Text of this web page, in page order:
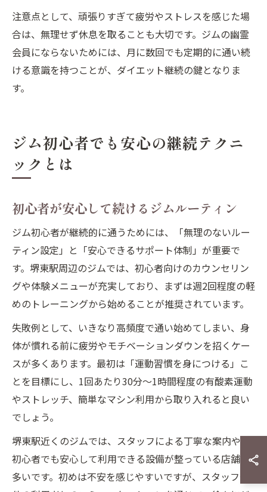
注意点として、頑張りすぎて疲労やストレスを感じた場
合は、無理せず休息を取ることも大切です。ジムの幽霊
会員にならないためには、月に数回でも定期的に通い続
ける意識を持つことが、ダイエット継続の鍵となりま
す。
ジム初心者でも安心の継続テクニ
ックとは
初心者が安心して続けるジムルーティン
ジム初心者が継続的に通うためには、「無理のないルー
ティン設定」と「安心できるサポート体制」が重要で
す。堺東駅周辺のジムでは、初心者向けのカウンセリン
グや体験メニューが充実しており、まずは週2回程度の軽
めのトレーニングから始めることが推奨されています。
失敗例として、いきなり高頻度で通い始めてしまい、身
体が慣れる前に疲労やモチベーションダウンを招くケー
スが多くあります。最初は「運動習慣を身につける」こ
とを目標にし、1回あたり30分〜1時間程度の有酸素運動
やストレッチ、簡単なマシン利用から取り入れると良い
でしょう。
堺東駅近くのジムでは、スタッフによる丁寧な案内や、
初心者でも安心して利用できる設備が整っている店舗が
多いです。初めは不安を感じやすいですが、スタッフや